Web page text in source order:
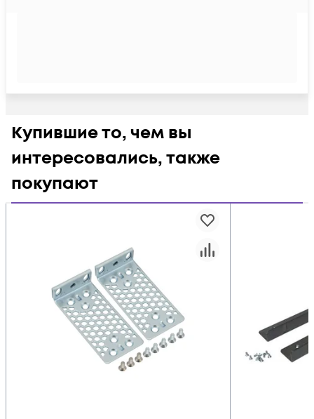
Купившие то, чем вы
интересовались, также
покупают